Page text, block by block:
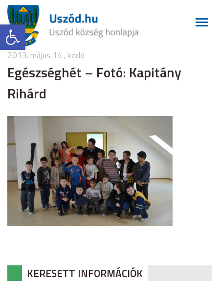
Eszköztár megnyitása
2013. május 14., kedd
Egészséghét – Fotó: Kapitány
Rihárd
KERESETT INFORMÁCIÓK